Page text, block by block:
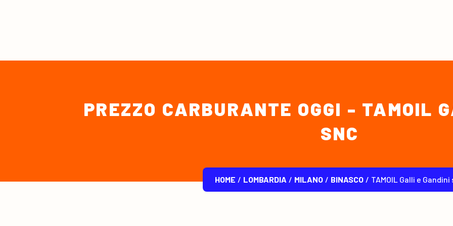
PREZZO CARBURANTE OGGI - TAMOIL
SNC
HOME / LOMBARDIA / MILANO / BINASCO / TAMOIL Galli e Gandini